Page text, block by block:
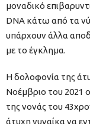
μοναδικό
DNA κάτω από τα
υπάρχουν άλλα
με το έγκλημα.
Η δολοφονία της
Νοέμβριο του 2021
της νονάς του
άτυχη γυναίκα να